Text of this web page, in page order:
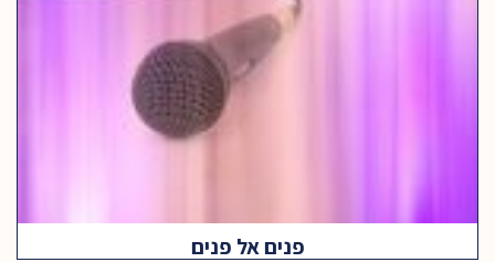
פנים אל פנים